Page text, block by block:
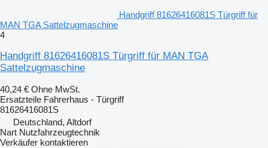
Handgriff 81626416081S Türgriff für
MAN TGA Sattelzugmaschine
4
Handgriff 81626416081S Türgriff für MAN TGA
Sattelzugmaschine
40,24 € Ohne MwSt.
Ersatzteile Fahrerhaus - Türgriff
81626416081S
Deutschland, Altdorf
Nart Nutzfahrzeugtechnik
Verkäufer kontaktieren